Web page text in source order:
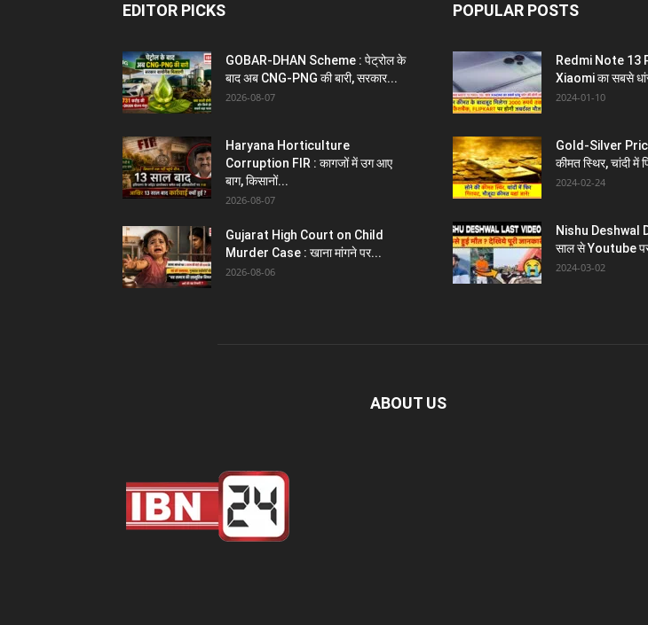
EDITOR PICKS
GOBAR-DHAN Scheme : पेट्रोल के
बाद अब CNG-PNG की बारी, सरकार...
2026-08-07
Haryana Horticulture
Corruption FIR : कागजों में उग आए
बाग, किसानों...
2026-08-07
Gujarat High Court on Child
Murder Case : खाना मांगने पर...
2026-08-06
POPULAR POSTS
Redmi Note 13
Xiaomi का सबसे
2024-01-10
Gold-Silver
कीमत स्थिर, चांदी में
2024-02-24
Nishu Deshwal
साल से Youtube पर
2024-03-02
ABOUT US